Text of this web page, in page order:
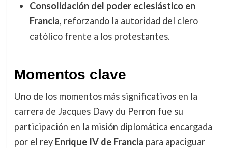
Consolidación del poder eclesiástico en
Francia, reforzando la autoridad del clero
católico frente a los protestantes.
Momentos clave
Uno de los momentos más significativos en la
carrera de Jacques Davy du Perron fue su
participación en la misión diplomática encargada
por el rey Enrique IV de Francia para apaciguar